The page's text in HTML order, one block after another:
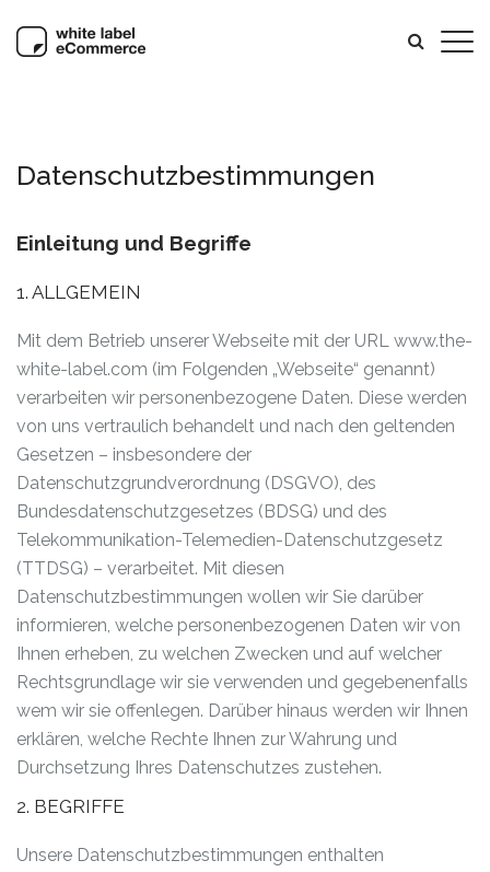
Datenschutzbestimmungen
Einleitung und Begriffe
1. ALLGEMEIN
Mit dem Betrieb unserer Webseite mit der URL www.the-
white-label.com (im Folgenden „Webseite“ genannt)
verarbeiten wir personenbezogene Daten. Diese werden
von uns vertraulich behandelt und nach den geltenden
Gesetzen – insbesondere der
Datenschutzgrundverordnung (DSGVO), des
Bundesdatenschutzgesetzes (BDSG) und des
Telekommunikation-Telemedien-Datenschutzgesetz
(TTDSG) – verarbeitet. Mit diesen
Datenschutzbestimmungen wollen wir Sie darüber
informieren, welche personenbezogenen Daten wir von
Ihnen erheben, zu welchen Zwecken und auf welcher
Rechtsgrundlage wir sie verwenden und gegebenenfalls
wem wir sie offenlegen. Darüber hinaus werden wir Ihnen
erklären, welche Rechte Ihnen zur Wahrung und
Durchsetzung Ihres Datenschutzes zustehen.
2. BEGRIFFE
Unsere Datenschutzbestimmungen enthalten